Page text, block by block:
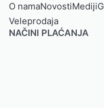
O namaNovostiMediji
Veleprodaja
NAČINI PLAĆANJA